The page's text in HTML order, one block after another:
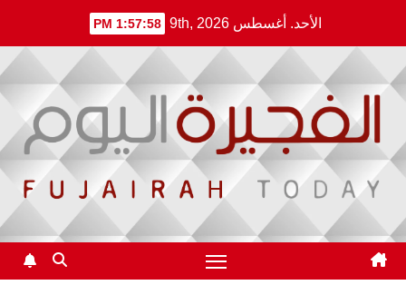
content
الأحد. أغسطس 9th, 2026 1:57:59 PM